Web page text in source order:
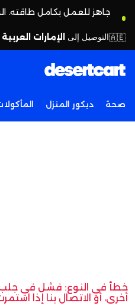
جاهز للعمل بكامل طاقته.
🇦🇪التوصيل إلى الإمارات
صحة ديكور المنزل
خطأ في النوع: فشل في جلب
أخرى، أو الاتصال بنا إذا